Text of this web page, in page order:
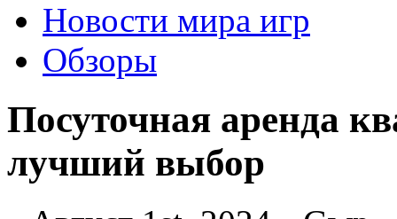
Новости мира игр
Обзоры
Посуточная аренда
лучший выбор